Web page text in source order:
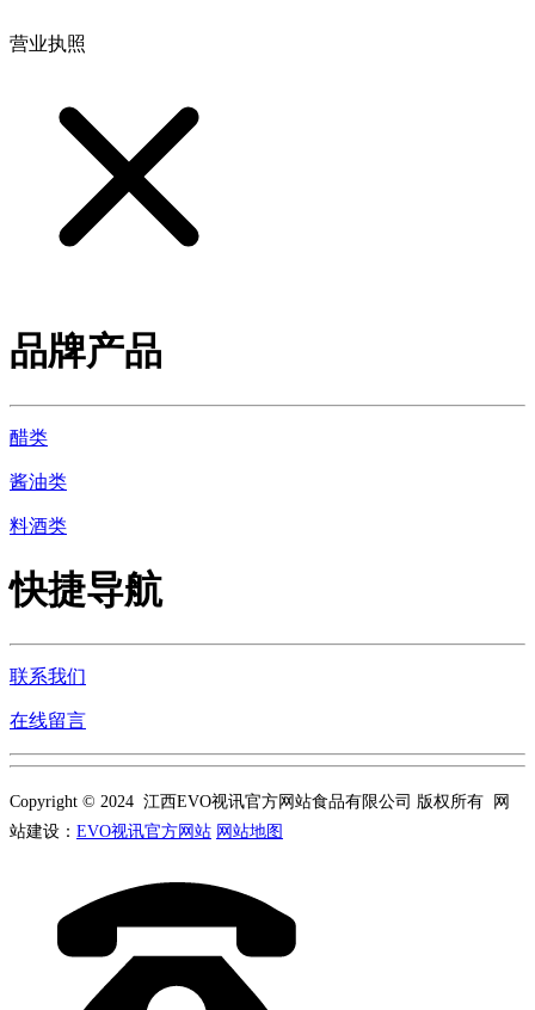
营业执照
品牌产品
醋类
酱油类
料酒类
快捷导航
联系我们
在线留言
Copyright © 2024 江西EVO视讯官方网站食品有限公司 版权所有 网
站建设： EVO视讯官方网站 网站地图